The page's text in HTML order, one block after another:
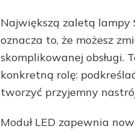
Największą zaletą lampy
oznacza to, że możesz
skomplikowanej obsługi.
konkretną rolę:
tworzyć przyjemny
Moduł LED zapewnia